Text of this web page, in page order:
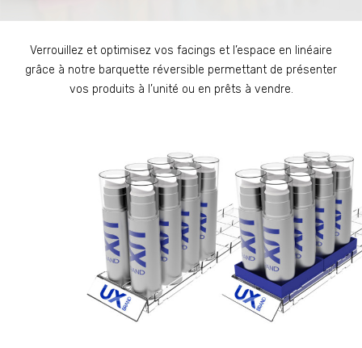
Verrouillez et optimisez vos facings et l’espace en linéaire
grâce à notre barquette réversible permettant de présenter
vos produits à l’unité ou en prêts à vendre.